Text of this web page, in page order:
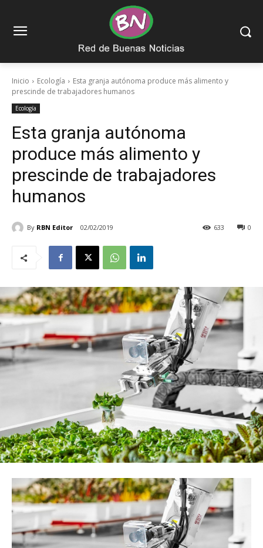
Inicio Ecología
Esta granja autónoma produce más alimento y
prescinde de trabajadores humanos
Ecología
Esta granja autónoma
produce más alimento y
prescinde de trabajadores
humanos
By RBN Editor 02/02/2019 0
633